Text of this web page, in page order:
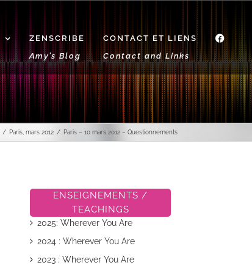
ZENSCRIBE
Amy’s Blog
CONTACT ET LIENS
Contact and Links
Paris, mars 2012 Paris – 10 mars 2012 – Questionnements
ENSEIGNEMENTS /
TEACHINGS
2025: Wherever You Are
2024 : Wherever You Are
2023 : Wherever You Are